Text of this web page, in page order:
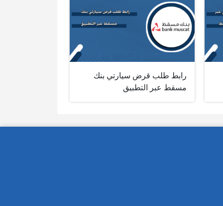
رابط طلب قرض سيارتي بنك
مسقط عبر التطبيق